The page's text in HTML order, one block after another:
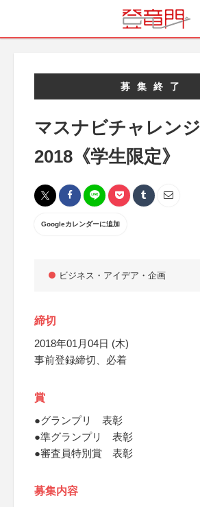
募集終了
マスナビチャレンジ
2018《学生限定》
Googleカレンダーに追加
ビジネス・アイデア・企画
締切
2018年01月04日 (木)
事前登録締切、必着
賞
●グランプリ 表彰
●準グランプリ 表彰
●審査員特別賞 表彰
募集内容